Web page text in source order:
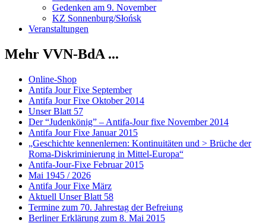
Gedenken am 9. November
KZ Sonnenburg/Słońsk
Veranstaltungen
Mehr VVN-BdA ...
Online-Shop
Antifa Jour Fixe September
Antifa Jour Fixe Oktober 2014
Unser Blatt 57
Der “Judenkönig” – Antifa-Jour fixe November 2014
Antifa Jour Fixe Januar 2015
„Geschichte kennenlernen: Kontinuitäten und > Brüche der
Roma-Diskriminierung in Mittel-Europa“
Antifa-Jour-Fixe Februar 2015
Mai 1945 / 2026
Antifa Jour Fixe März
Aktuell Unser Blatt 58
Termine zum 70. Jahrestag der Befreiung
Berliner Erklärung zum 8. Mai 2015